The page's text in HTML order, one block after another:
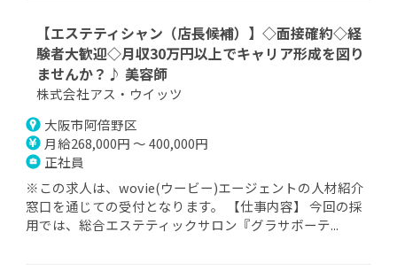
【エステティシャン（店長候補）】◇面接確約◇経
験者大歓迎◇月収30万円以上でキャリア形成を図り
ませんか？♪ 美容師
株式会社アス・ウイッツ
大阪市阿倍野区
月給268,000円 ～ 400,000円
正社員
※この求人は、wovie(ウービー)エージェントの人材紹介
窓口を通じての受付となります。 【仕事内容】 今回の採
用では、総合エステティックサロン『グラサボーテ...